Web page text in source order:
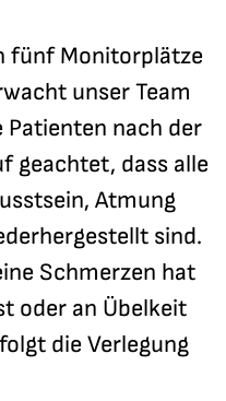
fünf Monitorplätze
unser Team
Patienten nach der
geachtet, dass alle
Atmung
sind.
Schmerzen hat
oder an Übelkeit
die Verlegung